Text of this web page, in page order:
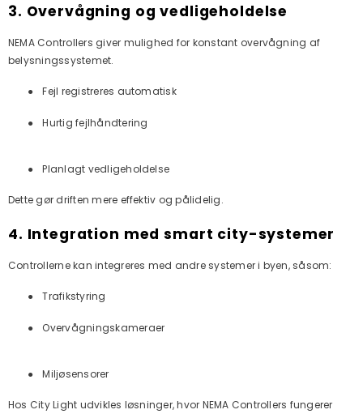
3. Overvågning og vedligeholdelse
NEMA Controllers giver mulighed for konstant overvågning af
belysningssystemet.
● Fejl registreres automatisk
● Hurtig fejlhåndtering
● Planlagt vedligeholdelse
Dette gør driften mere effektiv og pålidelig.
4. Integration med smart city-systemer
Controllerne kan integreres med andre systemer i byen, såsom:
● Trafikstyring
● Overvågningskameraer
● Miljøsensorer
Hos City Light udvikles løsninger, hvor NEMA Controllers fungerer